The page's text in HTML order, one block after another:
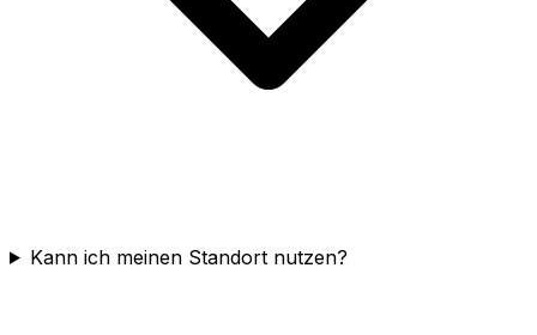
Kann ich meinen Standort nutzen?